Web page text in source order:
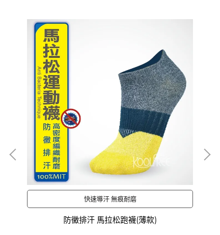
快速導汗 無痕耐磨
防黴排汗 馬拉松跑襪(薄款)